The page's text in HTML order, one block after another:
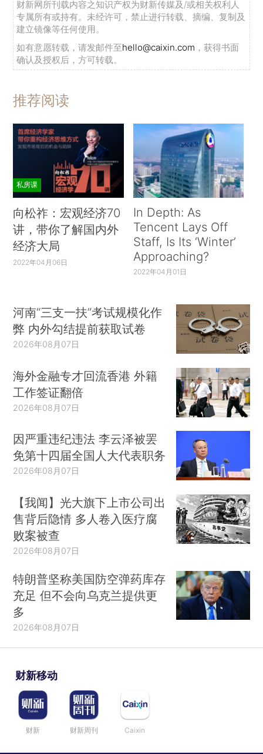
财新网所刊载内容之知识产权为财新传媒及/或相关权利人
专属所有或持有。未经许可，禁止进行转载、摘编、复制及
建立镜像等任何使用。
如有意愿转载，请发邮件至hello@caixin.com ，获得书面
确认及授权后，方可转载。
推荐阅读
私房课
向松祚：宏观经济70
讲，带你了解国内外
经济大局
2022年04月06日
In Depth: As
Tencent Lays Off
Staff, Is Its ‘Winter’
Approaching?
2022年04月01日
河南“三支一扶”考试规模化作
弊 内外勾结提前获取试卷
2026年08月07日
海外金融专才回流香港 外籍
工作签证翻倍
2026年08月07日
因严重违纪违法 李云泽被罢
免第十四届全国人大代表职务
2026年08月07日
【我闻】光大旗下上市公司出
售背后隐情 多人卷入医疗腐
败案被查
2026年08月07日
特朗普坚称美国防空弹药库存
充足 但不会向乌克兰提供更
多
2026年08月07日
财新移动
财新 财新周刊 Caixin